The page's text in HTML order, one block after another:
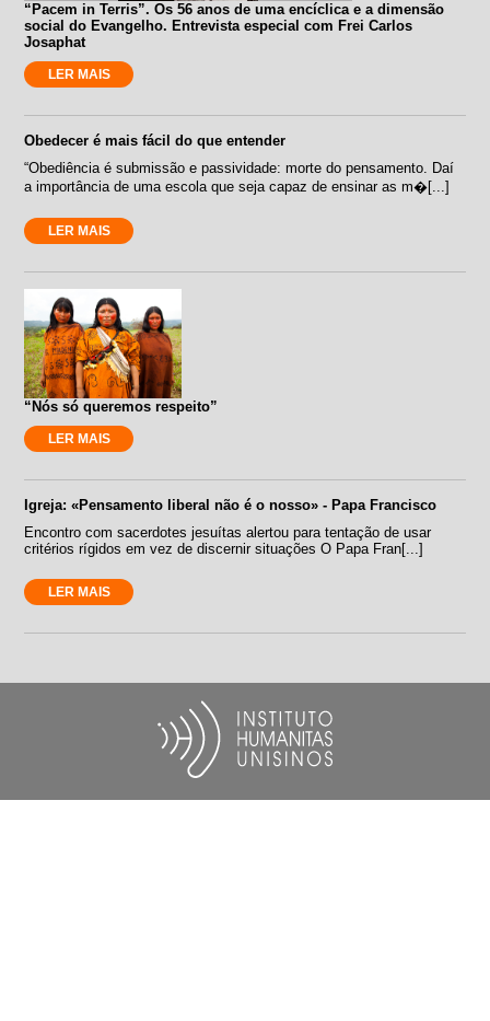
“Pacem in Terris”. Os 56 anos de uma encíclica e a dimensão
social do Evangelho. Entrevista especial com Frei Carlos
Josaphat
LER MAIS
Obedecer é mais fácil do que entender
“Obediência é submissão e passividade: morte do pensamento. Daí
a importância de uma escola que seja capaz de ensinar as m�[...]
LER MAIS
“Nós só queremos respeito”
LER MAIS
Igreja: «Pensamento liberal não é o nosso» - Papa Francisco
Encontro com sacerdotes jesuítas alertou para tentação de usar
critérios rígidos em vez de discernir situações O Papa Fran[...]
LER MAIS